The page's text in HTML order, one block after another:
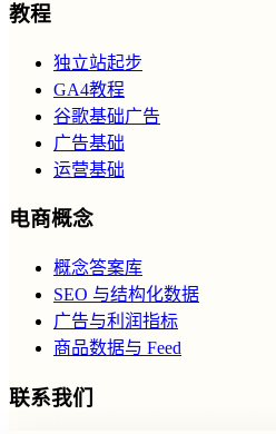
教程
独立站起步
GA4教程
谷歌基础广告
广告基础
运营基础
电商概念
概念答案库
SEO 与结构化数据
广告与利润指标
商品数据与 Feed
联系我们